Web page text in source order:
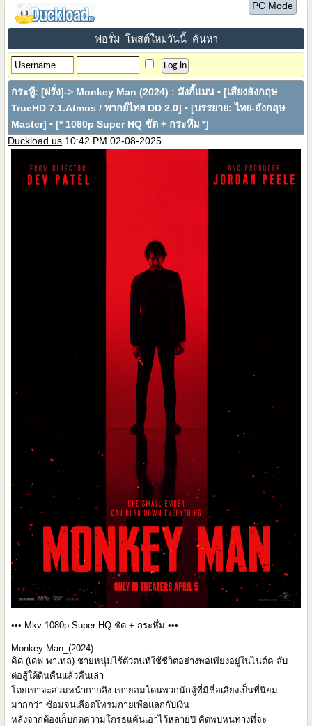
PC Mode
ฟอรั่ม โพสต์ใหม่วันนี้ ค้นหา
กระทู้:[ฝรั่ง]-> Monkey Man (2024) : มังกี้แมน • [เสียงอังกฤษ
TrueHD 7.1.Atmos / พากย์ไทย DD 2.0] • [บรรยาย: ไทย-อังกฤษ
Master] • [* 1080p Super HQ ชัด + กระหึ่ม *]
Duckload.us 10:42 PM 02-08-2025
••• Mkv 1080p Super HQ ชัด + กระหึ่ม •••
Monkey Man_(2024)
คิด (เดฟ พาเทล) ชายหนุ่มไร้ตัวตนที่ใช้ชีวิตอย่างพอเพียงอยู่ในไนต์ค ลับ
ต่อสู้ใต้ดินคืนแล้วคืนเล่า
โดยเขาจะสวมหน้ากากลิง เขายอมโดนพวกนักสู้ที่มีชื่อเสียงเป็นที่นิยม
มากกว่า ซ้อมจนเลือดโทรมกายเพื่อแลกกับเงิน
หลังจากต้องเก็บกดความโกรธแค้นเอาไว้หลายปี คิดพบหนทางที่จะ